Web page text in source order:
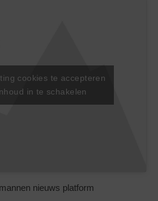
cookies te accepteren
in te schakelen
nieuws platform